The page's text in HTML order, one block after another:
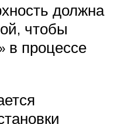
должна
чтобы
в процессе